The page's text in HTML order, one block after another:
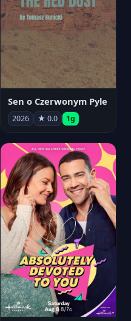
Sen o Czerwonym Pyle
2026 ★ 0.0 1g